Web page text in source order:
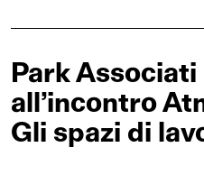
Park
all’incontro
Gli spazi di